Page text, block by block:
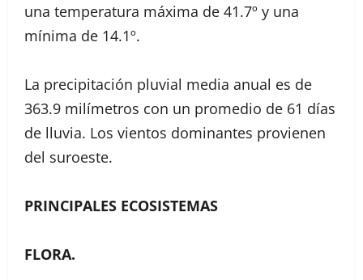
una temperatura máxima de 41.7º y una
mínima de 14.1º.
La precipitación pluvial media anual es de
363.9 milímetros con un promedio de 61 días
de lluvia. Los vientos dominantes provienen
del suroeste.
PRINCIPALES ECOSISTEMAS
FLORA.